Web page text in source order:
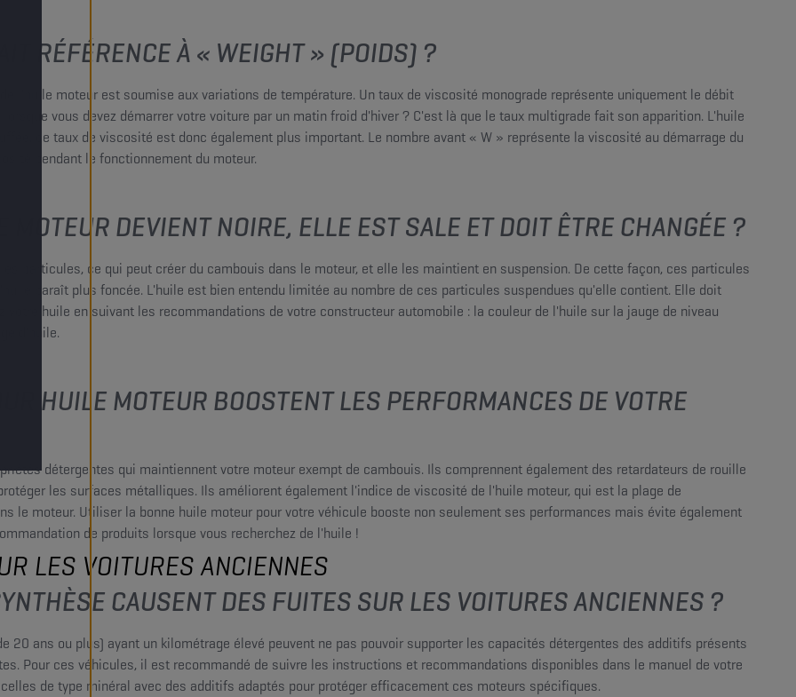
RÉFÉRENCE À « WEIGHT » (POIDS) ?
l'huile moteur est soumise aux variations de température. Un taux de viscosité monograde représente uniquement le débit
vous devez démarrer votre voiture par un matin froid d'hiver ? C'est là que le taux multigrade fait son apparition. L'huile
ce taux de viscosité est donc également plus important. Le nombre avant « W » représente la viscosité au démarrage du
pendant le fonctionnement du moteur.
MOTEUR DEVIENT NOIRE, ELLE EST SALE ET DOIT ÊTRE CHANGÉE ?
particules, ce qui peut créer du cambouis dans le moteur, et elle les maintient en suspension. De cette façon, ces particules
paraît plus foncée. L'huile est bien entendu limitée au nombre de ces particules suspendues qu'elle contient. Elle doit
huile en suivant les recommandations de votre constructeur automobile : la couleur de l'huile sur la jauge de niveau
d'huile.
HUILE MOTEUR BOOSTENT LES PERFORMANCES DE VOTRE
détergentes qui maintiennent votre moteur exempt de cambouis. Ils comprennent également des retardateurs de rouille
les surfaces métalliques. Ils améliorent également l'indice de viscosité de l'huile moteur, qui est la plage de
le moteur. Utiliser la bonne huile moteur pour votre véhicule booste non seulement ses performances mais évite également
de produits lorsque vous recherchez de l'huile !
LES VOITURES ANCIENNES
CAUSENT DES FUITES SUR LES VOITURES ANCIENNES ?
20 ans ou plus) ayant un kilométrage élevé peuvent ne pas pouvoir supporter les capacités détergentes des additifs présents
Pour ces véhicules, il est recommandé de suivre les instructions et recommandations disponibles dans le manuel de votre
de type minéral avec des additifs adaptés pour protéger efficacement ces moteurs spécifiques.